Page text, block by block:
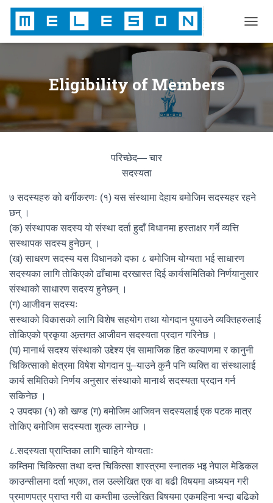
O
G
L
V
O
Eligibility of Members
परिच्छेद— चार
सदस्यता
७ सदस्यहरु को बर्गीकरणः (१) यस संस्थामा देहाय बमोजिम सदस्यहर रहने
छन् ।
(क) संस्थापक सदस्य यो संस्था दर्ता हुदाँ विधानमा हस्ताक्षर गर्ने व्यत्ति
सस्थापक सदस्य हुनेछन् ।
(ख) साधरण सदस्य यस विधानको दफा ८ बमोजिम योग्यता भई साधारण
सदस्यका लागि तोकिएको ढाँचामा दरखास्त दिई कार्यसमितिको निर्णयानुसार
संस्थाको साधारण सदस्य हुनेछन् ।
(ग) आजीवन सदस्यः
सस्थाको विकासको लागि विशेष सहयोग तथा योगदान पुयाउने व्यक्तिहरुलाई
तोकिएको प्रकृया अन्र्तगत आजीवन सदस्यता प्रदान गरिनेछ ।
(घ) मानार्थ सदश्य संस्थाको उद्देश्य एंव सामाजिक हित कल्याणमा र कानुनी
चिकित्साको क्षेत्रमा विषेश योगदान पु–याउने कुनै पनि व्यक्ति वा संस्थालाई
कार्य समितिको निर्णय अनुसार संस्थाको मानार्थ सदस्यता प्रदान गर्न
सकिनेछ ।
२ उपदफा (१) को खण्ड (ग) बमोजिम आजिवन सदस्यलाई एक पटक मात्र
तोकिए बमोजिम सदस्यता शुल्क लाग्नेछ ।
८.सदस्यता प्राप्तिका लागि चाहिने योग्यताः
कम्तिमा चिकित्सा तथा दन्त चिकित्सा शास्त्रमा स्नातक भइ नेपाल मेडिकल
काउन्सीलमा दर्ता भएका, तल उल्लेखित एक वा बढी विषयमा अध्ययन गरी
प्रमाणपत्र प्राप्त गरी वा कम्तीमा उल्लेखित बिषयमा एकमहिना भन्दा बढिको